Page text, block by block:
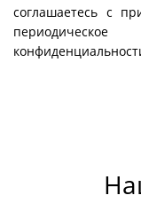
соглашаетесь с